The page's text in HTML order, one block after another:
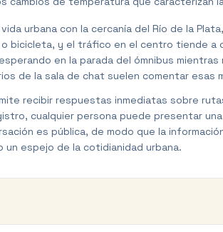
urbana con la cercanía del Río de la
bicicleta, y el tráfico en el centro tiende
en la parada del ómnibus
de la sala de chat suelen comentar esas
recibir respuestas inmediatas sobre
cualquier persona puede presentar
es pública, de modo que la
un espejo de la cotidianidad urbana.